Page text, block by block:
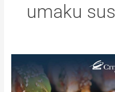
umaku
Sushi
Cibubur